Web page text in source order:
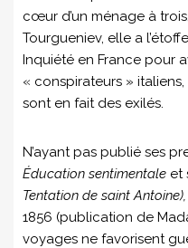
cœur d’un ménage à
Tourgueniev, elle a
Inquiété en France pour
« conspirateurs »
sont en fait des exilés.
N’ayant pas publié ses
Éducation sentimentale et
Tentation de saint Antoine),
1856 (publication de
voyages ne favorisent